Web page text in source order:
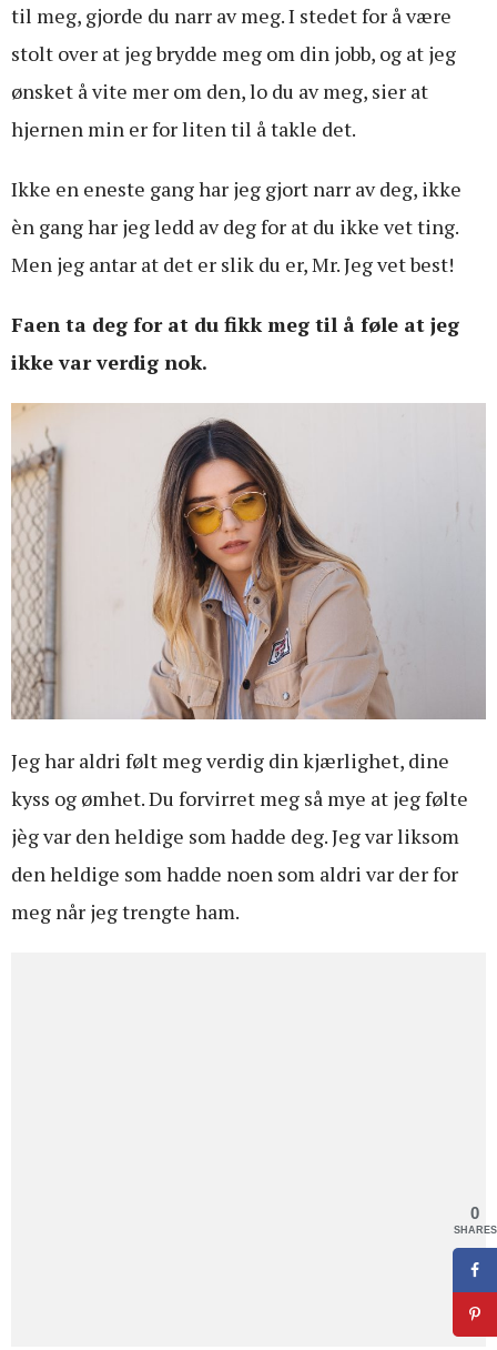
til meg, gjorde du narr av meg. I stedet for å være
stolt over at jeg brydde meg om din jobb, og at jeg
ønsket å vite mer om den, lo du av meg, sier at
hjernen min er for liten til å takle det.
Ikke en eneste gang har jeg gjort narr av deg, ikke
èn gang har jeg ledd av deg for at du ikke vet ting.
Men jeg antar at det er slik du er, Mr. Jeg vet best!
Faen ta deg for at du fikk meg til å føle at jeg
ikke var verdig nok.
Jeg har aldri følt meg verdig din kjærlighet, dine
kyss og ømhet. Du forvirret meg så mye at jeg følte
jèg var den heldige som hadde deg. Jeg var liksom
den heldige som hadde noen som aldri var der for
meg når jeg trengte ham.
0
SHARES